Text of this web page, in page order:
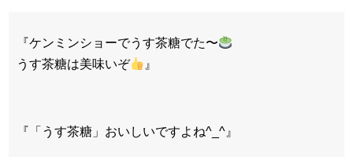
『ケンミンショーでうす茶糖でた〜
うす茶糖は美味いぞ
』
『「うす茶糖」おいしいですよね^_^』